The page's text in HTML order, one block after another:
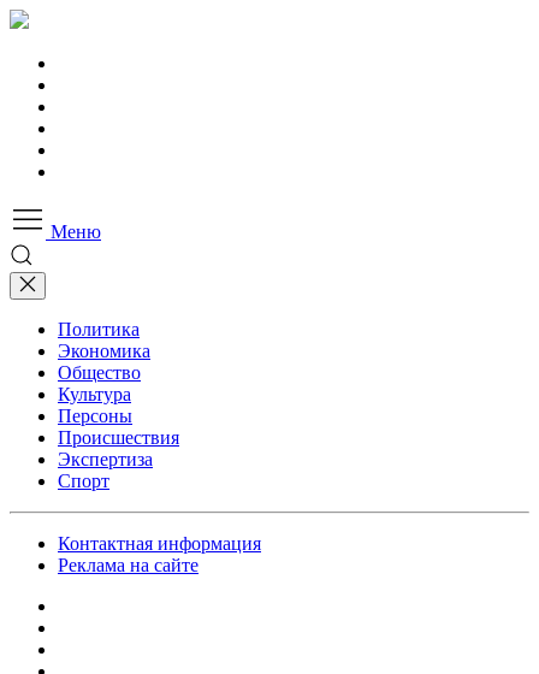
Меню
Политика
Экономика
Общество
Культура
Персоны
Происшествия
Экспертиза
Спорт
Контактная информация
Реклама на сайте